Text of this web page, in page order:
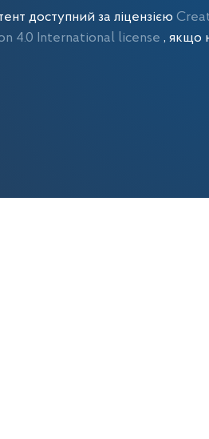
доступний за ліцензією
4.0 International license , якщо